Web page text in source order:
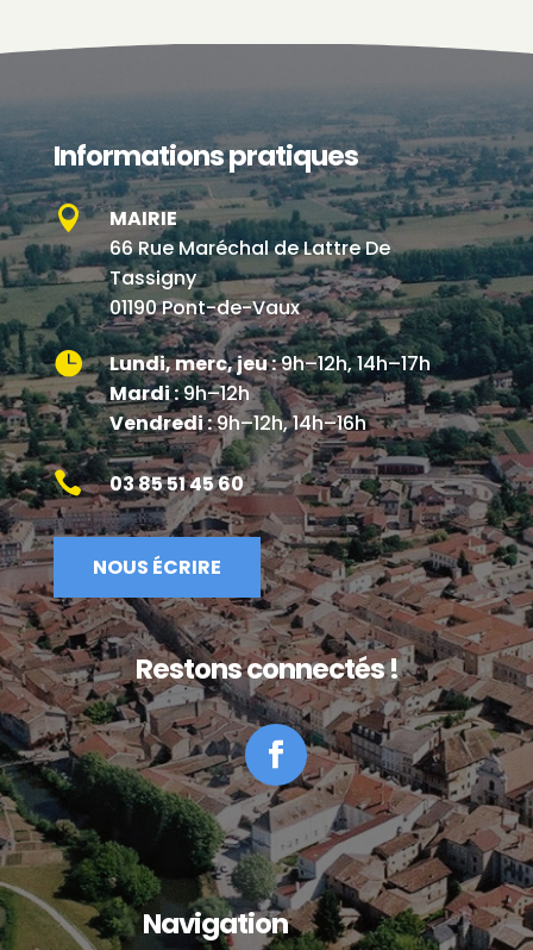
Informations pratiques

MAIRIE
66 Rue Maréchal de Lattre De
Tassigny
01190 Pont-de-Vaux
 Lundi, merc, jeu :9h–12h, 14h–17h
Mardi :9h–12h
Vendredi :9h–12h, 14h–16h
 03 85 51 45 60
NOUS ÉCRIRE
Restons connectés !
Facebook
Navigation